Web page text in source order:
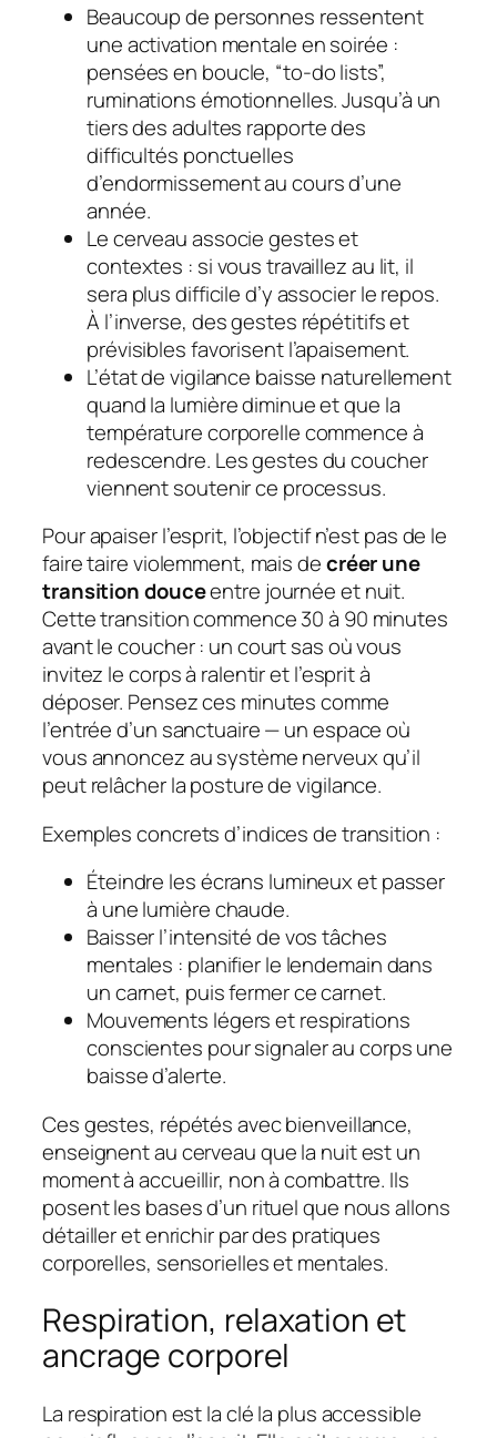
Beaucoup de personnes ressentent
une activation mentale en soirée :
pensées en boucle, “to-do lists”,
ruminations émotionnelles. Jusqu’à un
tiers des adultes rapporte des
difficultés ponctuelles
d’endormissement au cours d’une
année.
Le cerveau associe gestes et
contextes : si vous travaillez au lit, il
sera plus difficile d’y associer le repos.
À l’inverse, des gestes répétitifs et
prévisibles favorisent l’apaisement.
L’état de vigilance baisse naturellement
quand la lumière diminue et que la
température corporelle commence à
redescendre. Les gestes du coucher
viennent soutenir ce processus.
Pour apaiser l’esprit, l’objectif n’est pas de le
faire taire violemment, mais decréer une
transition douceentre journée et nuit.
Cette transition commence 30 à 90 minutes
avant le coucher : un court sas où vous
invitez le corps à ralentir et l’esprit à
déposer. Pensez ces minutes comme
l’entrée d’un sanctuaire — un espace où
vous annoncez au système nerveux qu’il
peut relâcher la posture de vigilance.
Exemples concrets d’indices de transition :
Éteindre les écrans lumineux et passer
à une lumière chaude.
Baisser l’intensité de vos tâches
mentales : planifier le lendemain dans
un carnet, puis fermer ce carnet.
Mouvements légers et respirations
conscientes pour signaler au corps une
baisse d’alerte.
Ces gestes, répétés avec bienveillance,
enseignent au cerveau que la nuit est un
moment à accueillir, non à combattre. Ils
posent les bases d’un rituel que nous allons
détailler et enrichir par des pratiques
corporelles, sensorielles et mentales.
Respiration, relaxation et
ancrage corporel
La respiration est la clé la plus accessible